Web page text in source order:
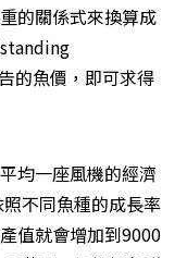
的關係式來換算成
的魚價，即可求得
均一座風機的經濟
不同魚種的成長率
值就會增加到9000